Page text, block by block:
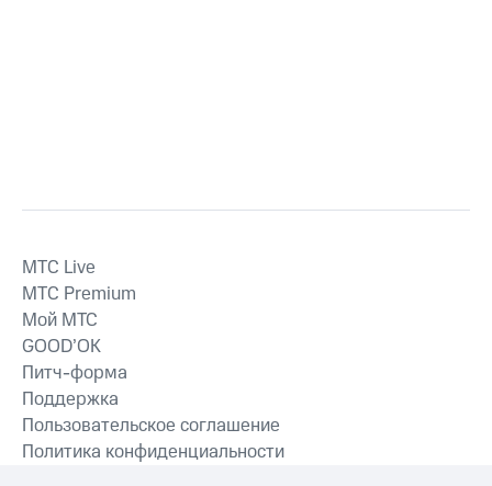
MTС Live
MTС Premium
Мой МТС
GOOD’OK
Питч-форма
Поддержка
Пользовательское соглашение
Политика конфиденциальности